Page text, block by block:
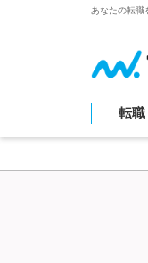
あなたの転職
転